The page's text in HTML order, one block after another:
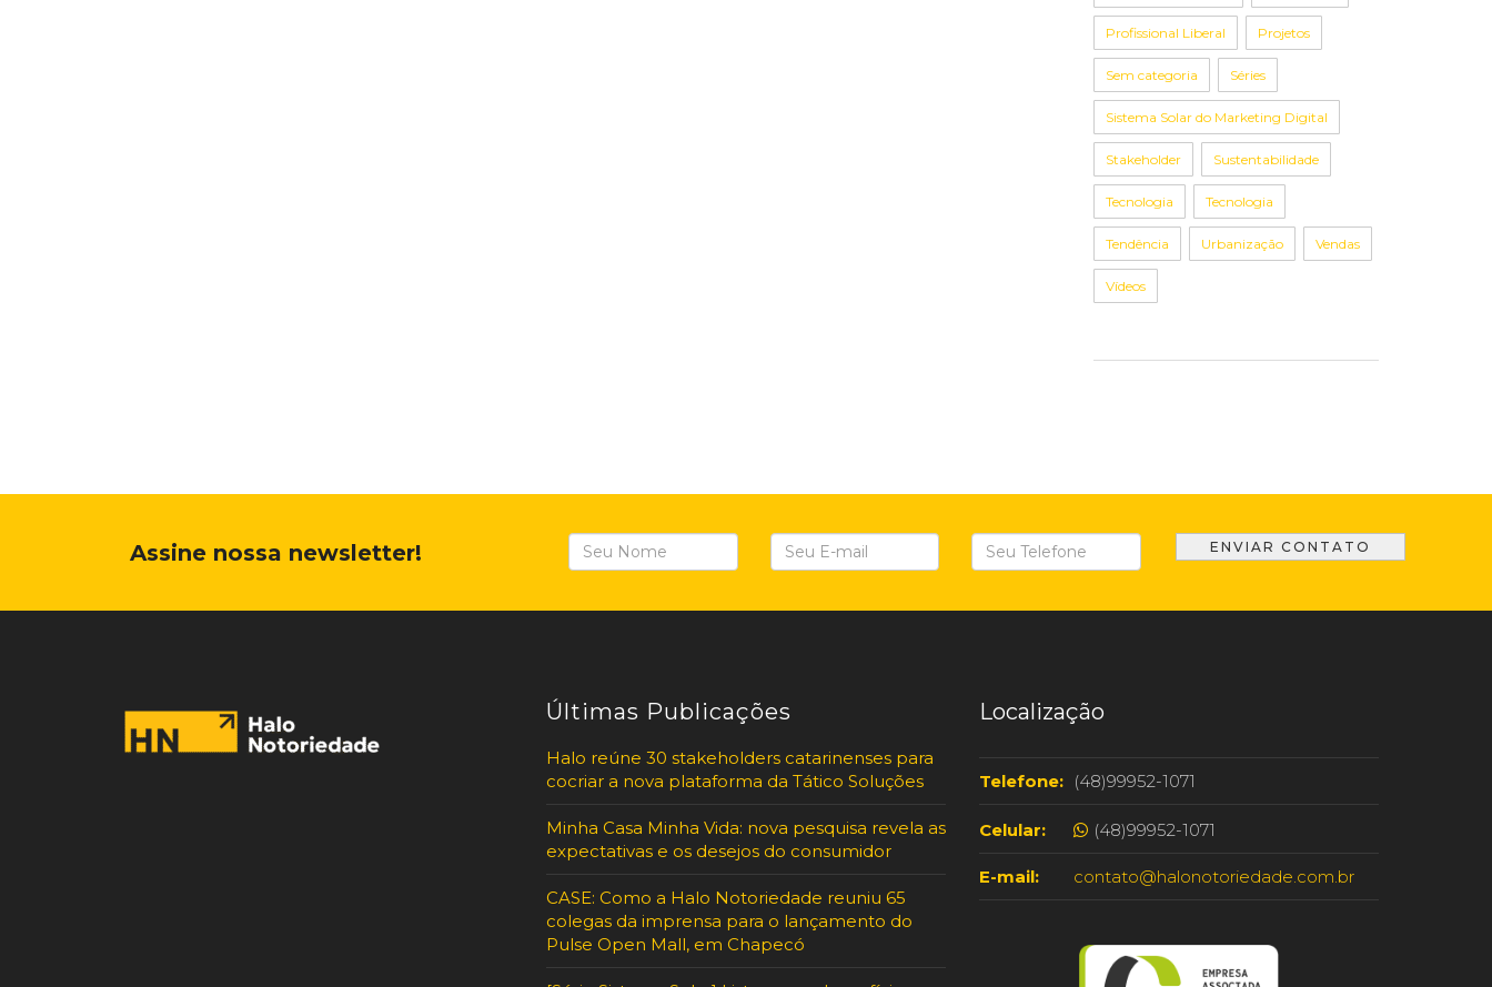
Profissional Liberal Projetos
Sem categoria Séries
Sistema Solar do Marketing Digital
Stakeholder Sustentabilidade
Tecnologia Tecnologia
Tendência Urbanização Vendas
Vídeos
Assine nossa newsletter!
Últimas Publicações
Halo reúne 30 stakeholders catarinenses para
cocriar a nova plataforma da Tático Soluções
Minha Casa Minha Vida: nova pesquisa revela as
expectativas e os desejos do consumidor
CASE: Como a Halo Notoriedade reuniu 65
colegas da imprensa para o lançamento do
Pulse Open Mall, em Chapecó
Localização
Telefone: (48)99952-1071
Celular: (48)99952-1071
E-mail: contato@halonotoriedade.com.br